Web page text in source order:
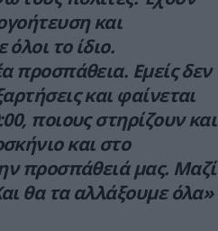
και
το ίδιο.
προσπάθεια. Εμείς δεν
και φαίνεται
ποιους στηρίζουν και
και στο
προσπάθειά μας. Μαζί
θα τα αλλάξουμε όλα»